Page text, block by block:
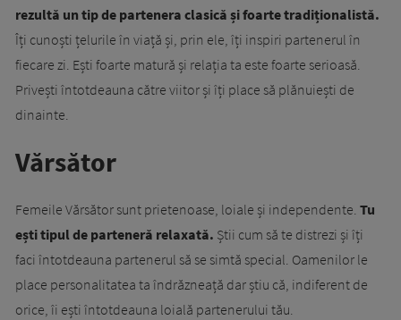
rezultă un tip de partenera clasică și foarte tradiționalistă.
Îți cunoști țelurile în viață și, prin ele, îți inspiri partenerul în
fiecare zi. Ești foarte matură și relația ta este foarte serioasă.
Privești întotdeauna către viitor și îți place să plănuiești de
dinainte.
Vărsător
Femeile Vărsător sunt prietenoase, loiale și independente. Tu
ești tipul de parteneră relaxată. Știi cum să te distrezi și îți
faci întotdeauna partenerul să se simtă special. Oamenilor le
place personalitatea ta îndrăzneață dar știu că, indiferent de
orice, îi ești întotdeauna loială partenerului tău.